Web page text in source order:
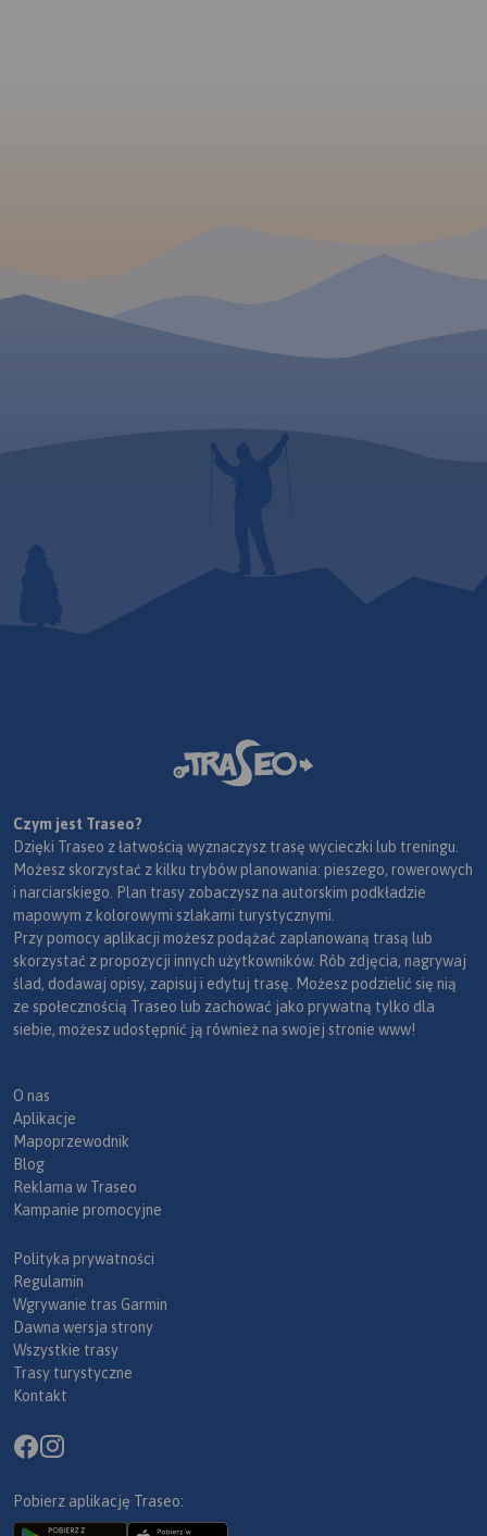
Czym jest Traseo?
Dzięki Traseo z łatwością wyznaczysz trasę wycieczki lub treningu.
Możesz skorzystać z kilku trybów planowania: pieszego, rowerowych
i narciarskiego. Plan trasy zobaczysz na autorskim podkładzie
mapowym z kolorowymi szlakami turystycznymi.
Przy pomocy aplikacji możesz podążać zaplanowaną trasą lub
skorzystać z propozycji innych użytkowników. Rób zdjęcia, nagrywaj
ślad, dodawaj opisy, zapisuj i edytuj trasę. Możesz podzielić się nią
ze społecznością Traseo lub zachować jako prywatną tylko dla
siebie, możesz udostępnić ją również na swojej stronie www!
O nas
Aplikacje
Mapoprzewodnik
Blog
Reklama w Traseo
Kampanie promocyjne
Polityka prywatności
Regulamin
Wgrywanie tras Garmin
Dawna wersja strony
Wszystkie trasy
Trasy turystyczne
Kontakt
Pobierz aplikację Traseo: